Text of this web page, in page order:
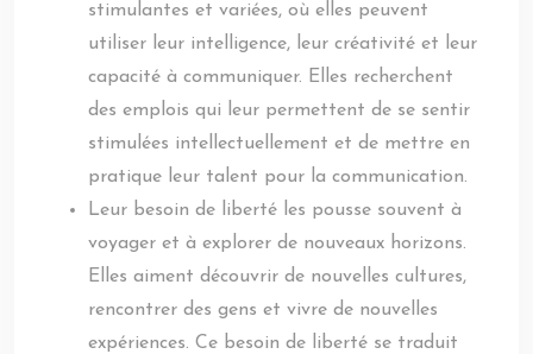
stimulantes et variées, où elles peuvent
utiliser leur intelligence, leur créativité et leur
capacité à communiquer. Elles recherchent
des emplois qui leur permettent de se sentir
stimulées intellectuellement et de mettre en
pratique leur talent pour la communication.
Leur besoin de liberté les pousse souvent à
voyager et à explorer de nouveaux horizons.
Elles aiment découvrir de nouvelles cultures,
rencontrer des gens et vivre de nouvelles
expériences. Ce besoin de liberté se traduit